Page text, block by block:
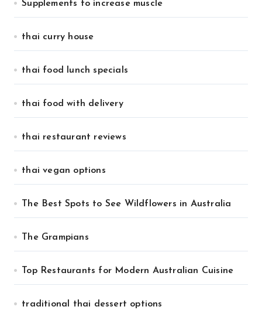
Supplements to increase muscle
thai curry house
thai food lunch specials
thai food with delivery
thai restaurant reviews
thai vegan options
The Best Spots to See Wildflowers in Australia
The Grampians
Top Restaurants for Modern Australian Cuisine
traditional thai dessert options